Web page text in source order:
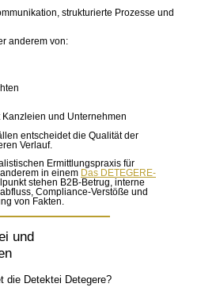
strukturierte Prozesse und
anderem von:
und Unternehmen
entscheidet die Qualität der
Verlauf.
Ermittlungspraxis für
in einem Das DETEGERE-
stehen B2B-Betrug, interne
Compliance-Verstöße und
von Fakten.
und
die Detektei Detegere?